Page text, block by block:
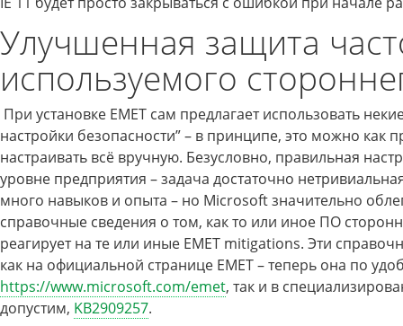
Улучшенная защита
используемого
При установке EMET сам предлагает использовать
настройки безопасности” – в принципе, это можно как
настраивать всё вручную. Безусловно, правильная
уровне предприятия – задача достаточно
много навыков и опыта – но Microsoft значительно
справочные сведения о том, как то или иное ПО
реагирует на те или иные EMET mitigations. Эти
как на официальной странице EMET – теперь она по
https://www.microsoft.com/emet, так и в
допустим, KB2909257.